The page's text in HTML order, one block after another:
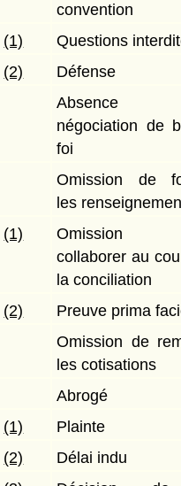
convention
(1)
Questions
(2)
Défense
Absence
négociation de
foi
Omission de
les
(1)
Omission
collaborer au
la conciliation
(2)
Preuve prima
Omission de
les cotisations
Abrogé
(1)
Plainte
(2)
Délai indu